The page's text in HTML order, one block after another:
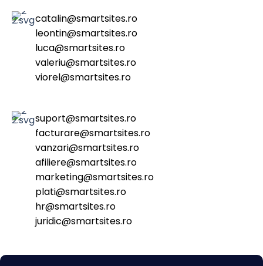
catalin@smartsites.ro
leontin@smartsites.ro
luca@smartsites.ro
valeriu@smartsites.ro
viorel@smartsites.ro
suport@smartsites.ro
facturare@smartsites.ro
vanzari@smartsites.ro
afiliere@smartsites.ro
marketing@smartsites.ro
plati@smartsites.ro
hr@smartsites.ro
juridic@smartsites.ro